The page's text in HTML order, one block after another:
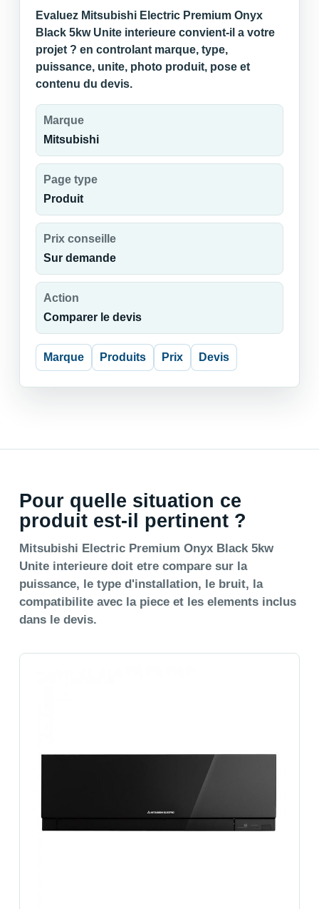
Evaluez Mitsubishi Electric Premium Onyx
Black 5kw Unite interieure convient-il a votre
projet ? en controlant marque, type,
puissance, unite, photo produit, pose et
contenu du devis.
Marque
Mitsubishi
Page type
Produit
Prix conseille
Sur demande
Action
Comparer le devis
Marque Produits Prix Devis
Pour quelle situation ce
produit est-il pertinent ?
Mitsubishi Electric Premium Onyx Black 5kw
Unite interieure doit etre compare sur la
puissance, le type d'installation, le bruit, la
compatibilite avec la piece et les elements inclus
dans le devis.